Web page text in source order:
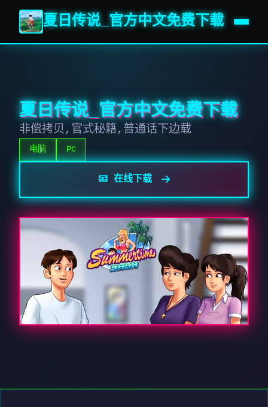
夏日传说_官方中文免费下载
夏日传说_官方中文免费下载
非偿拷贝,官式秘籍,普通话下边载
电脑 PC
📧 在线下载